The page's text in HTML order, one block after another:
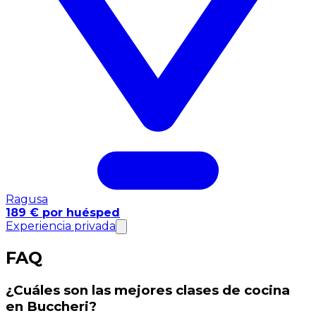
Ragusa
189 € por huésped
Experiencia privada
FAQ
¿Cuáles son las mejores clases de cocina
en Buccheri?